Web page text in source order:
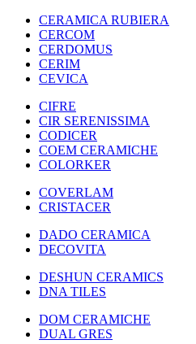
CERAMICA RUBIERA
CERCOM
CERDOMUS
CERIM
CEVICA
CIFRE
CIR SERENISSIMA
CODICER
COEM CERAMICHE
COLORKER
COVERLAM
CRISTACER
DADO CERAMICA
DECOVITA
DESHUN CERAMICS
DNA TILES
DOM CERAMICHE
DUAL GRES